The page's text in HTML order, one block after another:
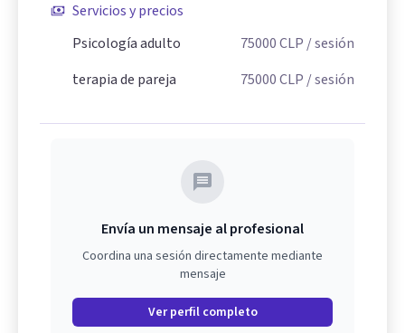
Servicios y precios
Psicología adulto
75000CLP / sesión
terapia de pareja
75000CLP / sesión
Envía un mensaje al profesional
Coordina una sesión directamente mediante
mensaje
Ver perfil completo